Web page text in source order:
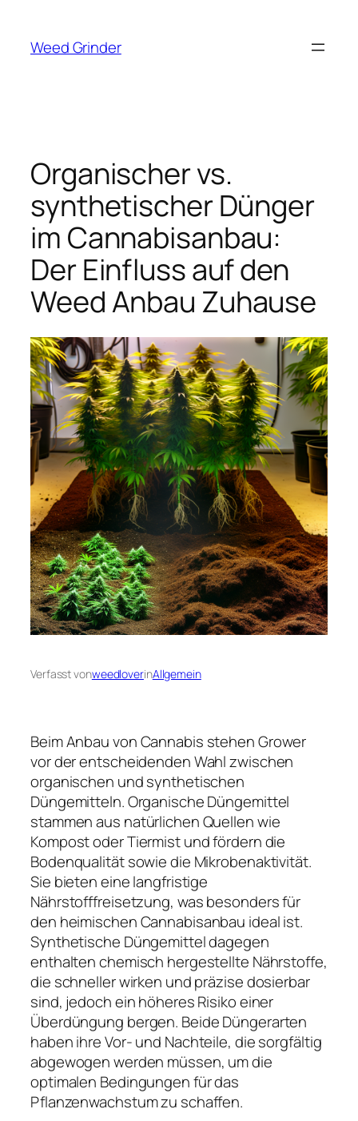
springen
Weed Grinder
Organischer vs.
synthetischer Dünger
im Cannabisanbau:
Der Einfluss auf den
Weed Anbau Zuhause
Verfasst vonweedloverinAllgemein
Beim Anbau von Cannabis stehen Grower
vor der entscheidenden Wahl zwischen
organischen und synthetischen
Düngemitteln. Organische Düngemittel
stammen aus natürlichen Quellen wie
Kompost oder Tiermist und fördern die
Bodenqualität sowie die Mikrobenaktivität.
Sie bieten eine langfristige
Nährstofffreisetzung, was besonders für
den heimischen Cannabisanbau ideal ist.
Synthetische Düngemittel dagegen
enthalten chemisch hergestellte Nährstoffe,
die schneller wirken und präzise dosierbar
sind, jedoch ein höheres Risiko einer
Überdüngung bergen. Beide Düngerarten
haben ihre Vor- und Nachteile, die sorgfältig
abgewogen werden müssen, um die
optimalen Bedingungen für das
Pflanzenwachstum zu schaffen.